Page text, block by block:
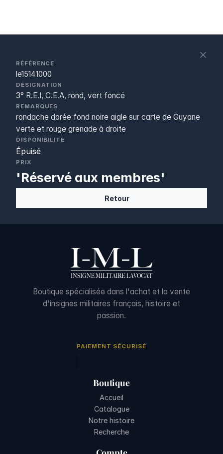
RÉFÉRENCE
le15141000
DÉSIGNATION
3° R.E.I, C.E.A, rond, vert foncé
REMARQUES
rondache dorée fond noire aigle sur carte de Guyane
verte et rouge grenade à droite
DISPONIBILITÉ
Épuisé
PRIX
'Réservé aux membres'
Retour
Boutique spécialisée dans l'achat et la vente
d'insignes militaires français, histoire et
passion.
PAIEMENT SÉCURISÉ
Boutique
Accueil
Catalogue
Notre histoire
Recherche